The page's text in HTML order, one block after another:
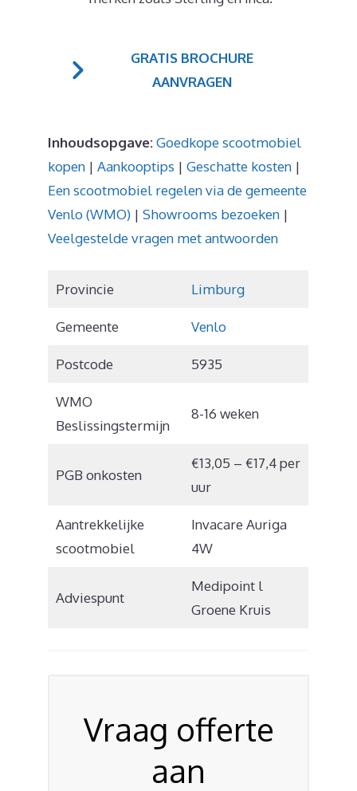
GRATIS BROCHURE
AANVRAGEN
Inhoudsopgave:Goedkope scootmobiel
kopen | Aankooptips | Geschatte kosten |
Een scootmobiel regelen via de gemeente
Venlo (WMO) | Showrooms bezoeken |
Veelgestelde vragen met antwoorden
Provincie Limburg
Gemeente Venlo
Postcode 5935
WMO
Beslissingstermijn
8-16 weken
PGB onkosten
€13,05 – €17,4 per
uur
Aantrekkelijke
scootmobiel
Invacare Auriga
4W
Adviespunt
Medipoint l
Groene Kruis
Vraag offerte
aan